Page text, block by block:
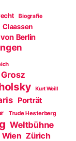
Biografie
Claassen
Berlin
Kurt Weill
Porträt
Trude Hesterberg
Weltbühne
Wien Zürich